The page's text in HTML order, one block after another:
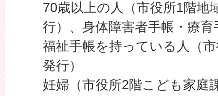
70歳以上の人（市役所1階地
行）、身体障害者手帳・療
福祉手帳を持っている人（
発行）
妊婦（市役所2階こども家庭